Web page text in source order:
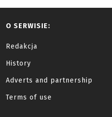
O SERWISIE:
Redakcja
History
Adverts and partnership
Terms of use